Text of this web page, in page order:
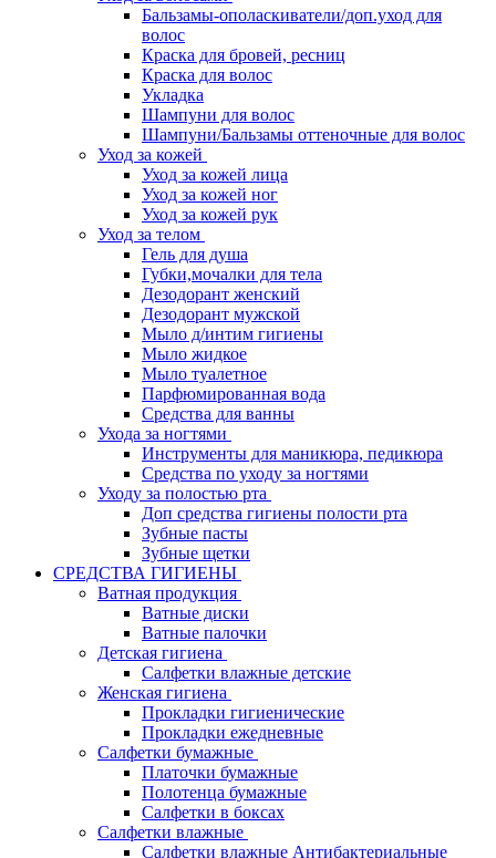
Бальзамы-ополаскиватели/доп.уход для
волос
Краска для бровей, ресниц
Краска для волос
Укладка
Шампуни для волос
Шампуни/Бальзамы оттеночные для волос
Уход за кожей
Уход за кожей лица
Уход за кожей ног
Уход за кожей рук
Уход за телом
Гель для душа
Губки,мочалки для тела
Дезодорант женский
Дезодорант мужской
Мыло д/интим гигиены
Мыло жидкое
Мыло туалетное
Парфюмированная вода
Средства для ванны
Ухода за ногтями
Инструменты для маникюра, педикюра
Средства по уходу за ногтями
Уходу за полостью рта
Доп средства гигиены полости рта
Зубные пасты
Зубные щетки
СРЕДСТВА ГИГИЕНЫ
Ватная продукция
Ватные диски
Ватные палочки
Детская гигиена
Салфетки влажные детские
Женская гигиена
Прокладки гигиенические
Прокладки ежедневные
Салфетки бумажные
Платочки бумажные
Полотенца бумажные
Салфетки в боксах
Салфетки влажные
Салфетки влажные Антибактериальные